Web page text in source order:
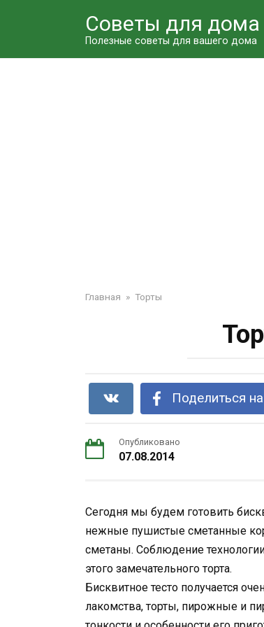
Советы для дома
Полезные советы для вашего дома
Главная » Торты
Поделиться
Опубликовано
07.08.2014
Сегодня мы будем готовить
нежные пушистые сметанные
сметаны. Соблюдение
этого замечательного торта.
Бисквитное тесто получается
лакомства, торты, пирожные и